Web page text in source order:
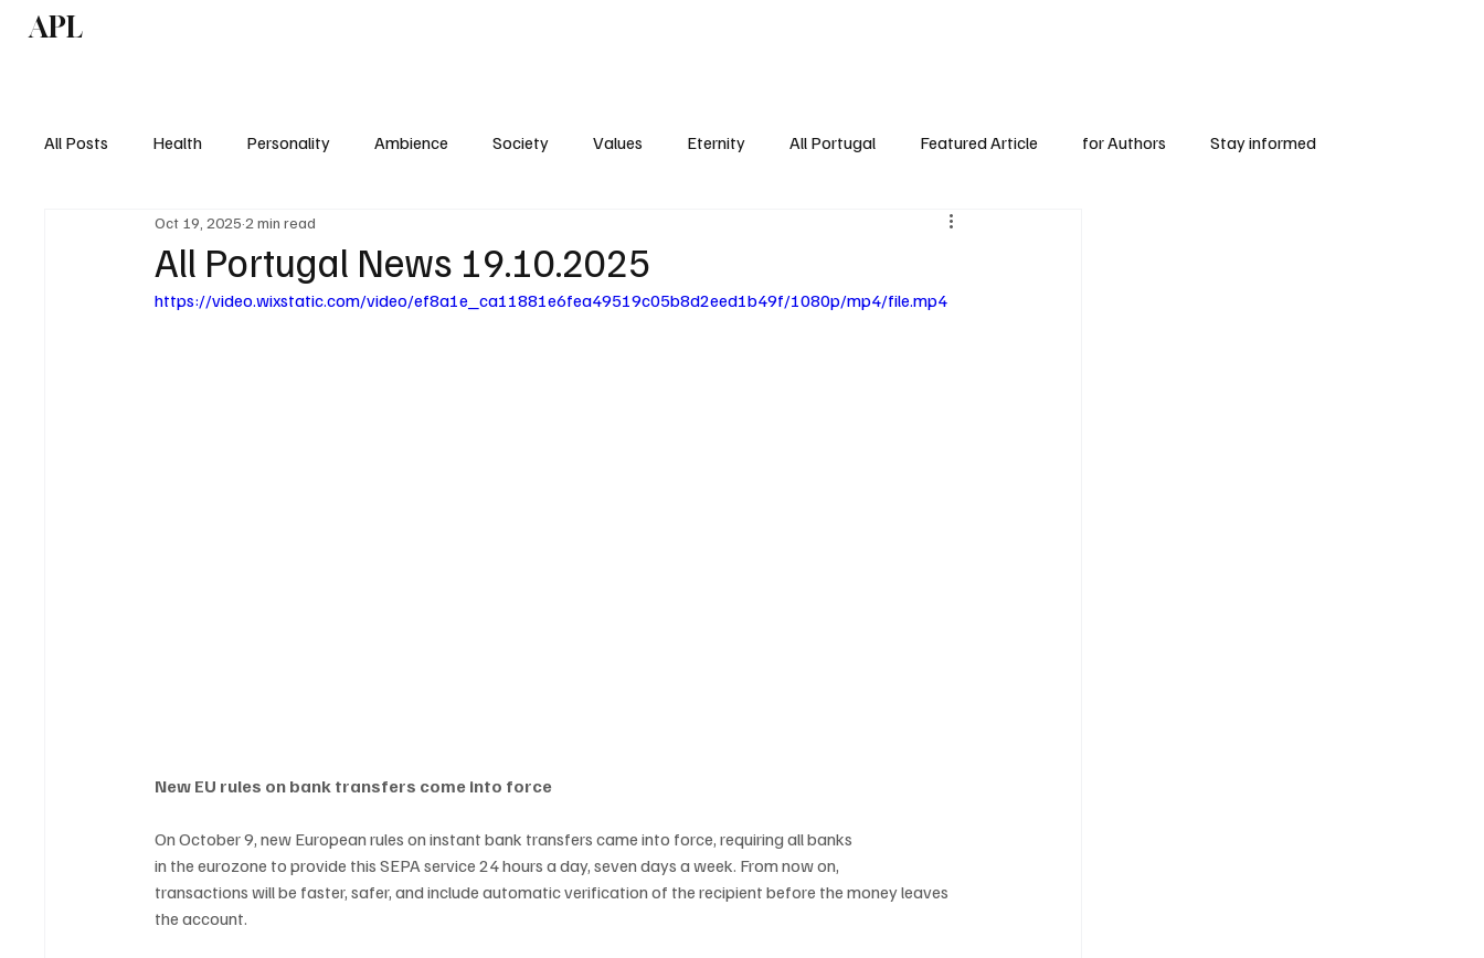
APL
All Posts Health Personality Ambience Society Values Eternity All Portugal Featured Article for Authors Stay informed
All Portugal News 19.10.2025
Oct 19, 2025 2 min read
https://video.wixstatic.com/video/ef8a1e_ca11881e6fea49519c05b8d2eed1b49f/1080p/mp4/file.mp4
New EU rules on bank transfers come into force
On October 9, new European rules on instant bank transfers came into force, requiring all banks
in the eurozone to provide this SEPA service 24 hours a day, seven days a week. From now on,
transactions will be faster, safer, and include automatic verification of the recipient before the money leaves
the account.